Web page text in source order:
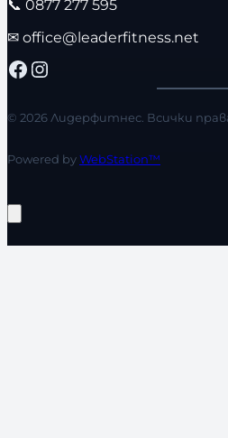
📞 0877 277 595
✉ office@leaderfitness.net
Facebook Instagram
© 2026 Лидерфитнес. Всички
Powered byWebStation™